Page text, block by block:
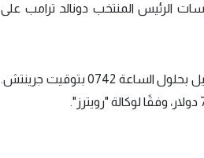
الرئيس المنتخب دونالد ترامب على
وهبطت العقود الآجلة لخام برنت 53 سنتًا أو 0.7% إلى 75.10 دولار للبرميل بحلول الساعة 0742 بتوقيت جرينتش.